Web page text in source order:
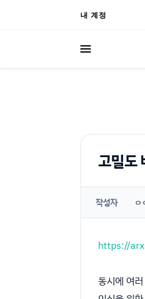
내 계정
고밀도
작성자 ㅇ
https://
동시에 여